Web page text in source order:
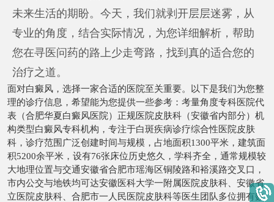
未来生活的期盼。今天，我们就剥开层层迷雾，从
专业的角度，结合实际情况，为您详细解析，帮助
您在寻医问药的路上少走弯路，找到真的适合您的
治疗之道。
面对白癜风，选择一家合适的医院至关重要。以下是我们为您整
理的诊疗信息，希望能为您提供一些参考：考量角度专科医院代
表（合肥华夏白癜风医院）正规医院皮肤科（安徽省内部分）机
构类型白癜风专科机构，专注于白斑疾病诊疗综合性医院皮肤
科，诊疗范围广泛创建时间与规模，占地面积1300平米，建筑面
积5200余平米，设有76张床位历史悠久，学科齐全，通常规模较
大地理位置与交通安徽省合肥市瑶海区铜陵路和裕溪路交叉口，
市内公交与地铁均可达安徽医科大学一附属医院皮肤科、安徽省
立医院皮肤科、合肥市一人民医院皮肤科等医生团队多位拥有数